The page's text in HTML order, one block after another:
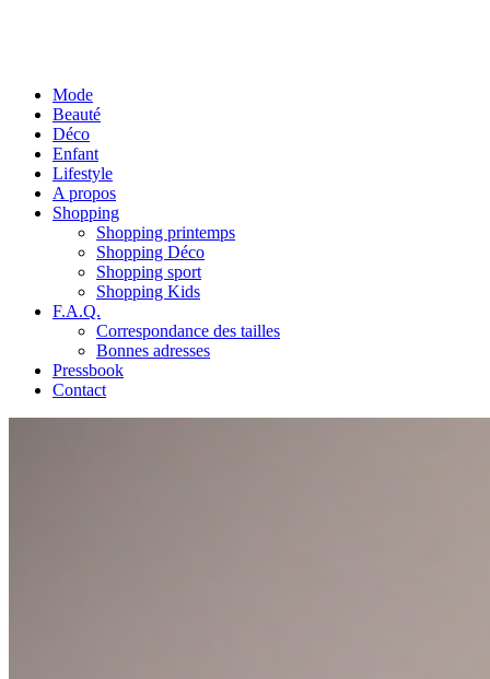
Mode
Beauté
Déco
Enfant
Lifestyle
A propos
Shopping
Shopping printemps
Shopping Déco
Shopping sport
Shopping Kids
F.A.Q.
Correspondance des tailles
Bonnes adresses
Pressbook
Contact